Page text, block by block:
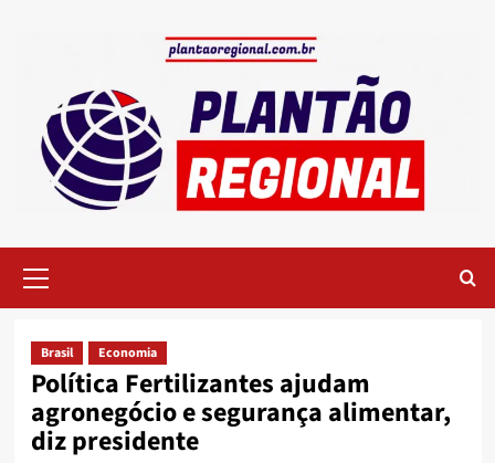
Menu
Brasil Economia
Política Fertilizantes ajudam
agronegócio e segurança alimentar,
diz presidente